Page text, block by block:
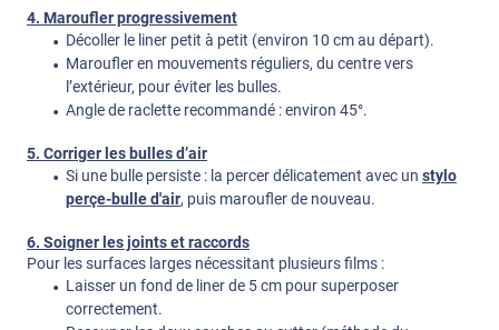
4. Maroufler progressivement
Décoller le liner petit à petit (environ 10 cm au départ).
Maroufler en mouvements réguliers, du centre vers
l’extérieur, pour éviter les bulles.
Angle de raclette recommandé : environ 45°.
5. Corriger les bulles d’air
Si une bulle persiste : la percer délicatement avec un stylo
perçe-bulle d'air, puis maroufler de nouveau.
6. Soigner les joints et raccords
Pour les surfaces larges nécessitant plusieurs films :
Laisser un fond de liner de 5 cm pour superposer
correctement.